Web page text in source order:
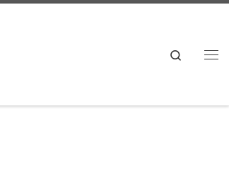
Search